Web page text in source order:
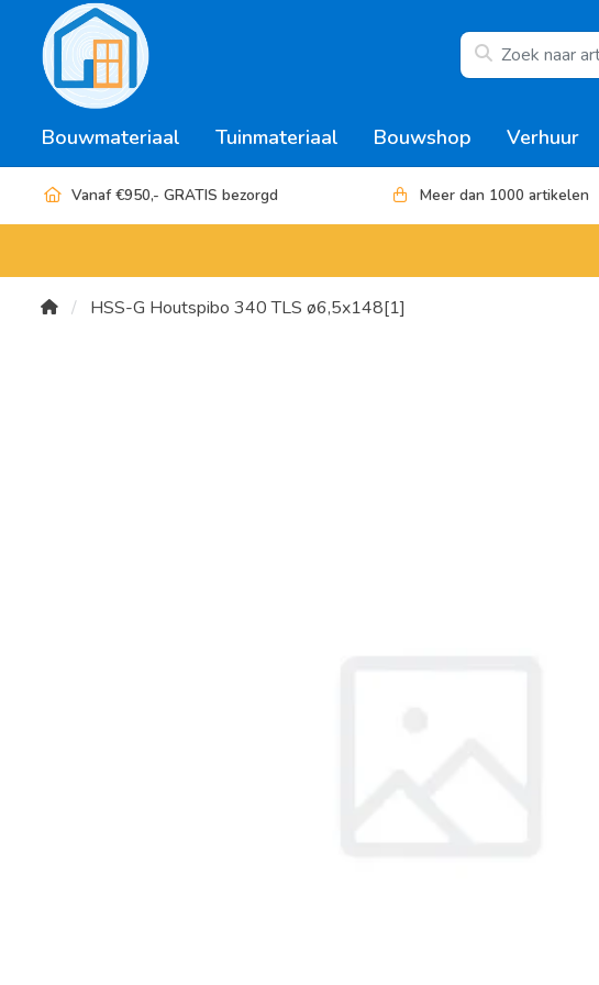
Bouwmateriaal Tuinmateriaal Bouwshop Verhuur
Vanaf €950,- GRATIS bezorgd Meer dan 1000 artikelen
HSS-G Houtspibo 340 TLS ø6,5x148[1]